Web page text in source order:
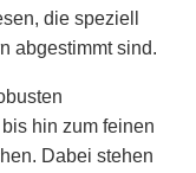
die speziell
abgestimmt sind.
hin zum feinen
Dabei stehen